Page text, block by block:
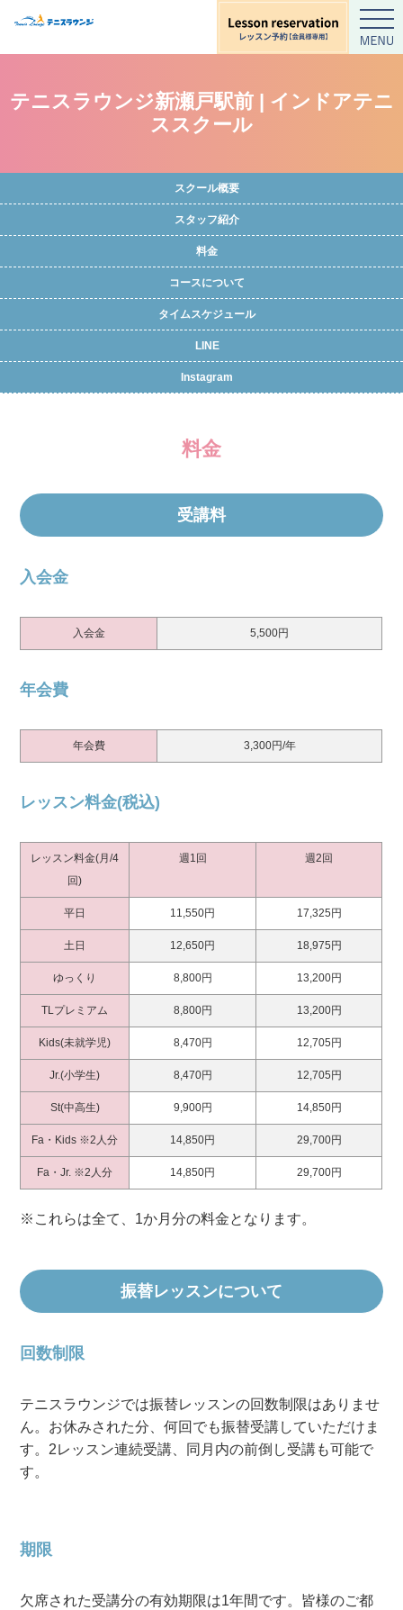
テニスラウンジ新瀬戸駅前 | インドアテニ
ススクール
スクール概要
スタッフ紹介
料金
コースについて
タイムスケジュール
LINE
Instagram
料金
受講料
入会金
入会金 5,500円
年会費
年会費 3,300円/年
レッスン料金(税込)
レッスン料金(月/4
回)
週1回 週2回
平日 11,550円 17,325円
土日 12,650円 18,975円
ゆっくり 8,800円 13,200円
TLプレミアム 8,800円 13,200円
Kids(未就学児) 8,470円 12,705円
Jr.(小学生) 8,470円 12,705円
St(中高生) 9,900円 14,850円
Fa・Kids ※2人分 14,850円 29,700円
Fa・Jr. ※2人分 14,850円 29,700円
※これらは全て、1か月分の料金となります。
振替レッスンについて
回数制限
テニスラウンジでは振替レッスンの回数制限はありませ
ん。お休みされた分、何回でも振替受講していただけま
す。2レッスン連続受講、同月内の前倒し受講も可能で
す。
期限
欠席された受講分の有効期限は1年間です。皆様のご都